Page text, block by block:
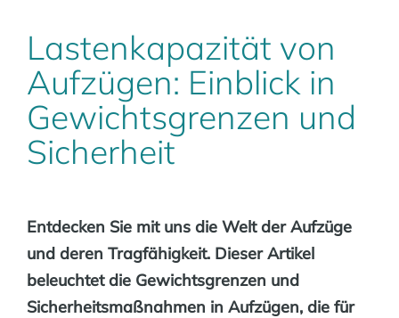
Lastenkapazität von
Aufzügen: Einblick in
Gewichtsgrenzen und
Sicherheit
Entdecken Sie mit uns die Welt der Aufzüge
und deren Tragfähigkeit. Dieser Artikel
beleuchtet die Gewichtsgrenzen und
Sicherheitsmaßnahmen in Aufzügen, die für